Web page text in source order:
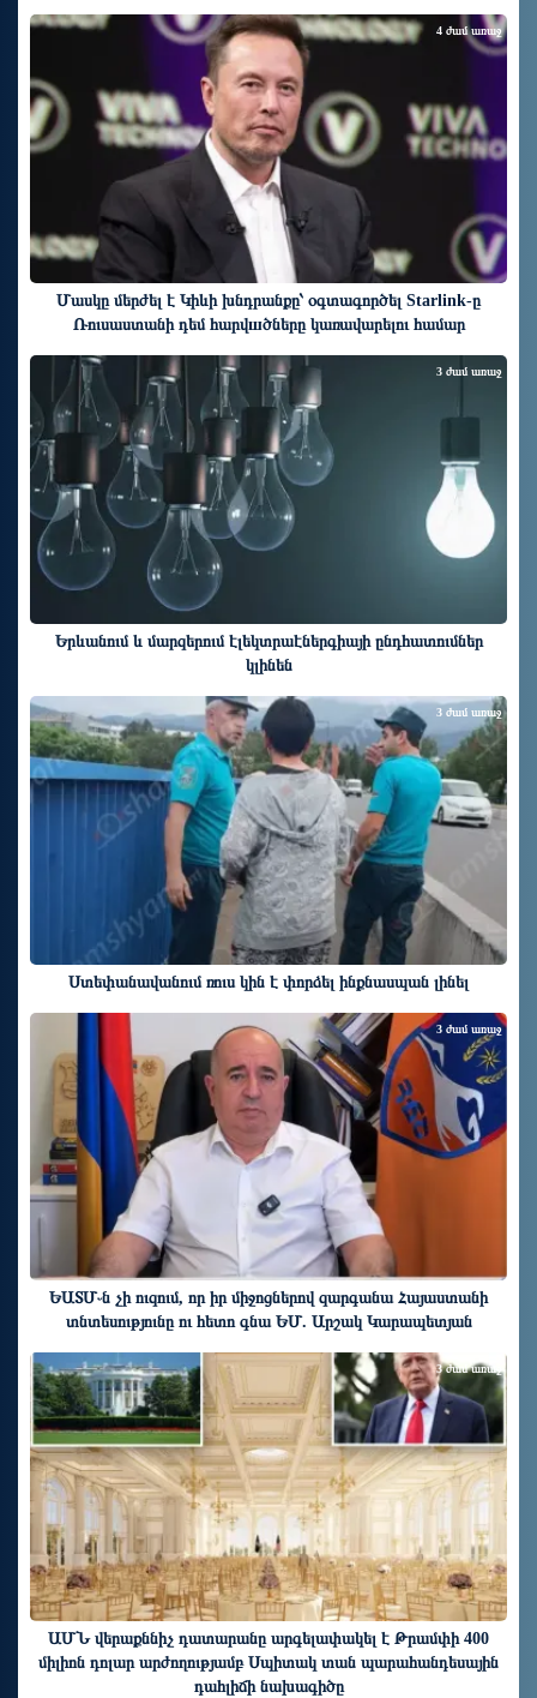
Մասկը մերժել է Կիևի խնդրանքը՝ օգտագործել Starlink-ը
Ռուսաստանի դեմ հարվшծները կառավարելու համար
4 ժամ առաջ
Երևանում և մարզերում էլեկտրաէներգիայի ընդհատումներ
կլինեն
3 ժամ առաջ
Ստեփանավանում ռուս կին է փորձել ինքնասպան լինել
3 ժամ առաջ
ԵԱՏՄ֊ն չի ուզում, որ իր միջոցներով զարգանա Հայաստանի
տնտեսությունը ու հետո գնա ԵՄ. Արշակ Կարապետյան
3 ժամ առաջ
ԱՄՆ վերաքննիչ դատարանը արգելափակել է Թրամփի 400
միլիոն դոլար արժողությամբ Սպիտակ տան պարահանդեսային
դահլիճի նախագիծը
3 ժամ առաջ